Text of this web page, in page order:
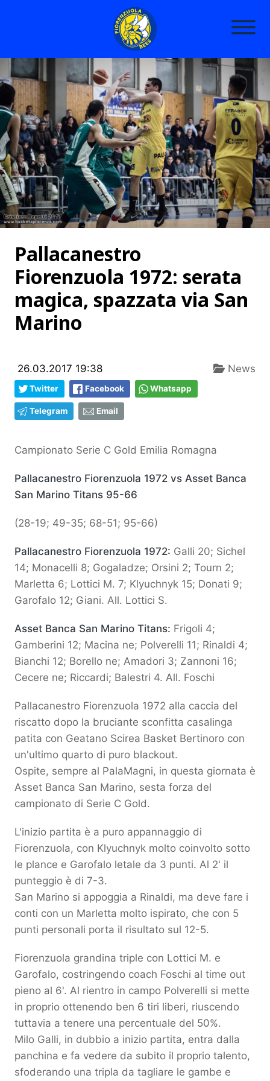
Pallacanestro
Fiorenzuola 1972: serata
magica, spazzata via San
Marino
26.03.2017 19:38 News
Twitter Facebook Whatsapp
Telegram Email
Campionato Serie C Gold Emilia Romagna
Pallacanestro Fiorenzuola 1972 vs Asset Banca
San Marino Titans 95-66
(28-19; 49-35; 68-51; 95-66)
Pallacanestro Fiorenzuola 1972: Galli 20; Sichel
14; Monacelli 8; Gogaladze; Orsini 2; Tourn 2;
Marletta 6; Lottici M. 7; Klyuchnyk 15; Donati 9;
Garofalo 12; Giani. All. Lottici S.
Asset Banca San Marino Titans: Frigoli 4;
Gamberini 12; Macina ne; Polverelli 11; Rinaldi 4;
Bianchi 12; Borello ne; Amadori 3; Zannoni 16;
Cecere ne; Riccardi; Balestri 4. All. Foschi
Pallacanestro Fiorenzuola 1972 alla caccia del
riscatto dopo la bruciante sconfitta casalinga
patita con Geatano Scirea Basket Bertinoro con
un'ultimo quarto di puro blackout.
Ospite, sempre al PalaMagni, in questa giornata è
Asset Banca San Marino, sesta forza del
campionato di Serie C Gold.
L'inizio partita è a puro appannaggio di
Fiorenzuola, con Klyuchnyk molto coinvolto sotto
le plance e Garofalo letale da 3 punti. Al 2' il
punteggio è di 7-3.
San Marino si appoggia a Rinaldi, ma deve fare i
conti con un Marletta molto ispirato, che con 5
punti personali porta il risultato sul 12-5.
Fiorenzuola grandina triple con Lottici M. e
Garofalo, costringendo coach Foschi al time out
pieno al 6'. Al rientro in campo Polverelli si mette
in proprio ottenendo ben 6 tiri liberi, riuscendo
tuttavia a tenere una percentuale del 50%.
Milo Galli, in dubbio a inizio partita, entra dalla
panchina e fa vedere da subito il proprio talento,
sfoderando una tripla da tagliare le gambe e